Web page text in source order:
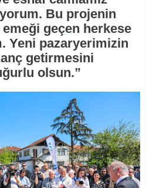
Bu projenin
emeği geçen herkese
Yeni pazaryerimizin
getirmesini
olsun.”